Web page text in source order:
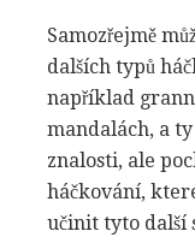
Samozřejmě
dalších typů
například
mandalách, a
znalosti, ale
háčkování,
učinit tyto další